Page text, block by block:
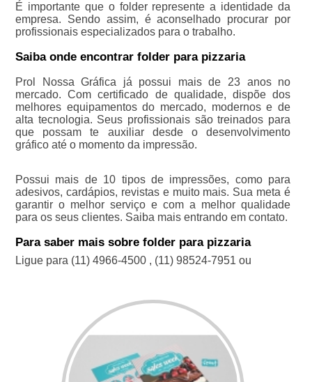
É importante que o folder represente a identidade da
empresa. Sendo assim, é aconselhado procurar por
profissionais especializados para o trabalho.
Saiba onde encontrar folder para pizzaria
Prol Nossa Gráfica já possui mais de 23 anos no
mercado. Com certificado de qualidade, dispõe dos
melhores equipamentos do mercado, modernos e de
alta tecnologia. Seus profissionais são treinados para
que possam te auxiliar desde o desenvolvimento
gráfico até o momento da impressão.
Possui mais de 10 tipos de impressões, como para
adesivos, cardápios, revistas e muito mais. Sua meta é
garantir o melhor serviço e com a melhor qualidade
para os seus clientes. Saiba mais entrando em contato.
Para saber mais sobre folder para pizzaria
Ligue para (11) 4966-4500, (11) 98524-7951 ou